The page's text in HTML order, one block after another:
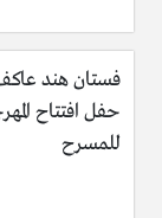
فستان هند
حفل افتتاح
للمسرح